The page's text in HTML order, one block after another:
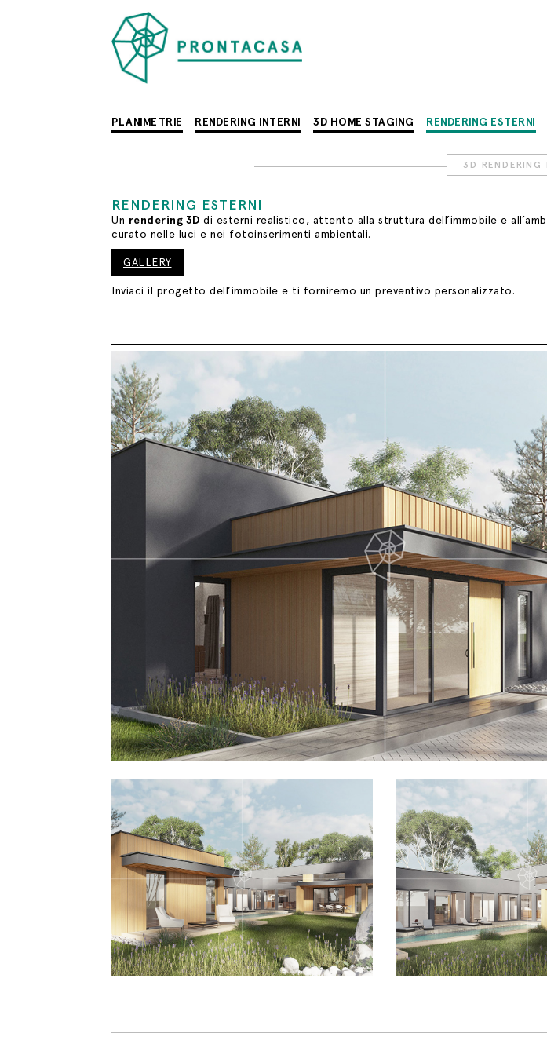
PLANIMETRIE RENDERING INTERNI 3D HOME STAGING RENDERING ESTERNI
3D RENDERING
RENDERING ESTERNI
Un rendering 3D di esterni realistico, attento alla struttura dell’immobile e
curato nelle luci e nei fotoinserimenti ambientali.
GALLERY
Inviaci il progetto dell’immobile e ti forniremo un preventivo personalizzato.